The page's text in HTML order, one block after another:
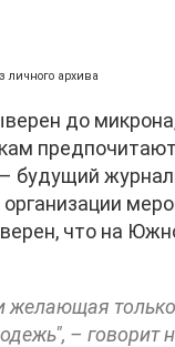
личного архива
до
будущий
что на
желающая
– говорит